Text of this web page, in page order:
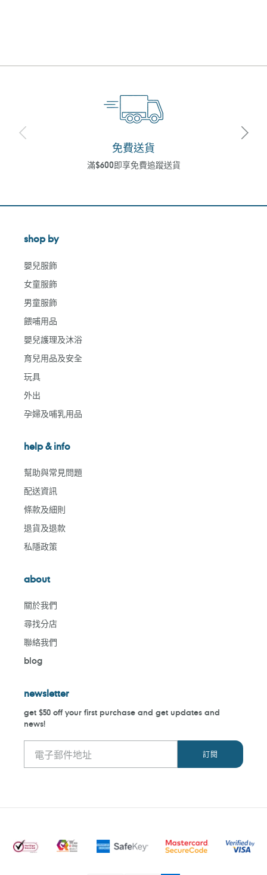
免費送貨
滿$600即享免費追蹤送貨
shop by
嬰兒服飾
女童服飾
男童服飾
餵哺用品
嬰兒護理及沐浴
育兒用品及安全
玩具
外出
孕婦及哺乳用品
help & info
幫助與常見問題
配送資訊
條款及細則
退貨及退款
私隱政策
about
關於我們
尋找分店
聯絡我們
blog
newsletter
get $50 off your first purchase and get updates and
news!